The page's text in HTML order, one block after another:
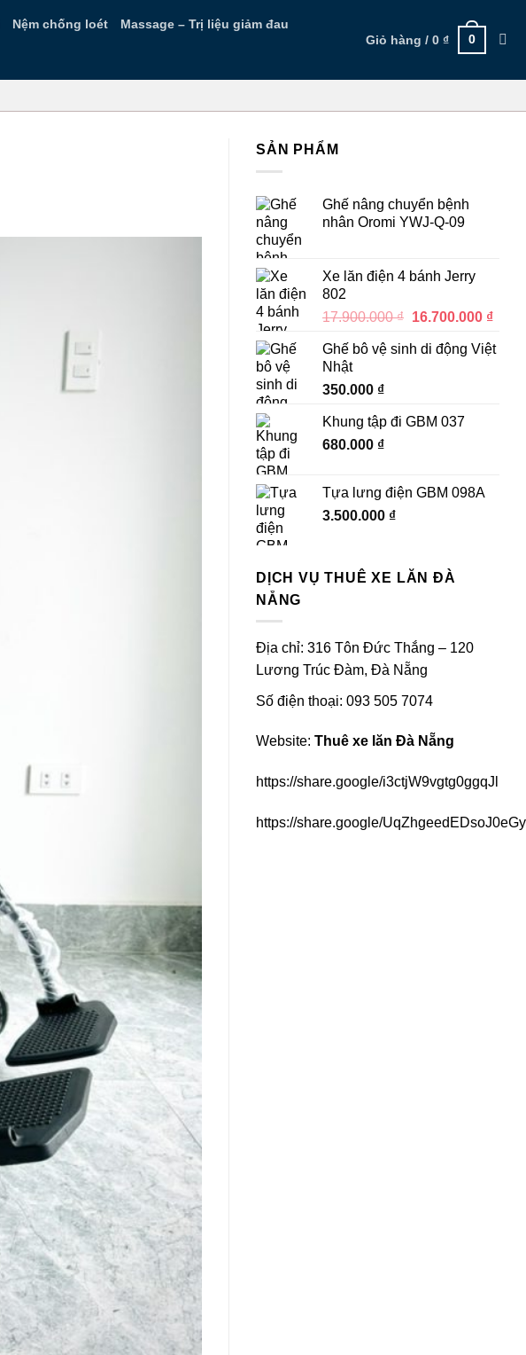
Nệm chống loét Massage – Trị liệu giảm đau
Giỏ hàng /0 ₫ 0
SẢN PHẨM
Ghế nâng chuyển bệnh
nhân Oromi YWJ-Q-09
Xe lăn điện 4 bánh Jerry
802
17.900.000₫ Giá
là:
16.700.000 ₫Giá
tại
Ghế bô vệ sinh di động Việt
Nhật
350.000 ₫
Khung tập đi GBM 037
680.000 ₫
Tựa lưng điện GBM 098A
3.500.000 ₫
DỊCH VỤ THUÊ XE LĂN ĐÀ
NẴNG
Địa chỉ: 316 Tôn Đức Thắng – 120
Lương Trúc Đàm, Đà Nẵng
Số điện thoại: 093 505 7074
Website: Thuê xe lăn Đà Nẵng
https://share.google/i3ctjW9vgtg0ggqJl
https://share.google/UqZhgeedEDsoJ0eGy